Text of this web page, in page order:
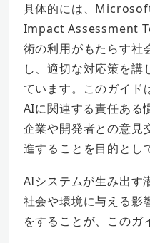
具体的には、
Impact Assessment
術の利用がもたらす社
し、適切な対応策を講
ています。このガイド
AIに関連する責任ある
企業や開発者との意見
進することを目的とし
AIシステムが生み出す
社会や環境に与える影
をすることが、このガ